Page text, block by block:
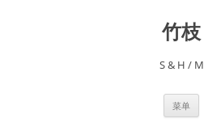
竹枝
S & H / M
菜单